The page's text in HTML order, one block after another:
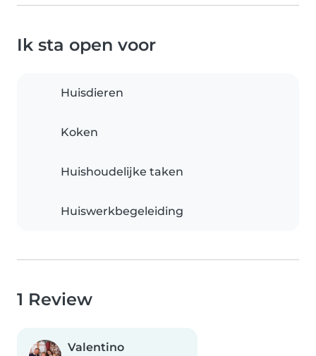
Ik sta open voor
Huisdieren
Koken
Huishoudelijke taken
Huiswerkbegeleiding
1 Review
Valentino